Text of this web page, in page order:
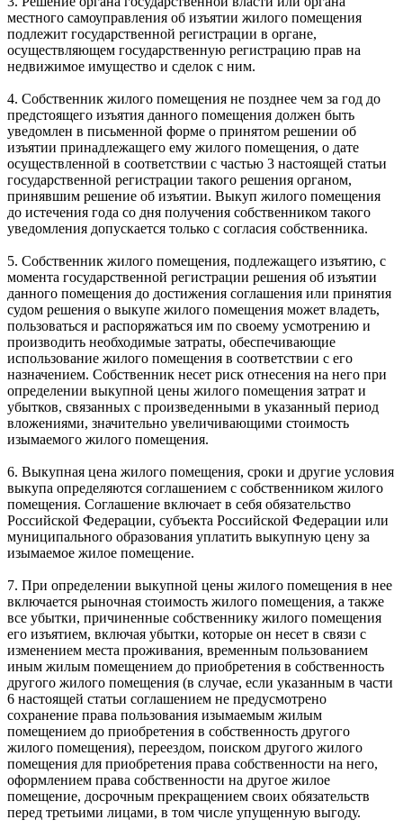
местного самоуправления об изъятии жилого помещения
подлежит государственной регистрации в органе,
осуществляющем государственную регистрацию прав на
недвижимое имущество и сделок с ним.
4. Собственник жилого помещения не позднее чем за год до
предстоящего изъятия данного помещения должен быть
уведомлен в письменной форме о принятом решении об
изъятии принадлежащего ему жилого помещения, о дате
осуществленной в соответствии с частью 3 настоящей статьи
государственной регистрации такого решения органом,
принявшим решение об изъятии. Выкуп жилого помещения
до истечения года со дня получения собственником такого
уведомления допускается только с согласия собственника.
5. Собственник жилого помещения, подлежащего изъятию, с
момента государственной регистрации решения об изъятии
данного помещения до достижения соглашения или принятия
судом решения о выкупе жилого помещения может владеть,
пользоваться и распоряжаться им по своему усмотрению и
производить необходимые затраты, обеспечивающие
использование жилого помещения в соответствии с его
назначением. Собственник несет риск отнесения на него при
определении выкупной цены жилого помещения затрат и
убытков, связанных с произведенными в указанный период
вложениями, значительно увеличивающими стоимость
изымаемого жилого помещения.
6. Выкупная цена жилого помещения, сроки и другие условия
выкупа определяются соглашением с собственником жилого
помещения. Соглашение включает в себя обязательство
Российской Федерации, субъекта Российской Федерации или
муниципального образования уплатить выкупную цену за
изымаемое жилое помещение.
7. При определении выкупной цены жилого помещения в нее
включается рыночная стоимость жилого помещения, а также
все убытки, причиненные собственнику жилого помещения
его изъятием, включая убытки, которые он несет в связи с
изменением места проживания, временным пользованием
иным жилым помещением до приобретения в собственность
другого жилого помещения (в случае, если указанным в части
6 настоящей статьи соглашением не предусмотрено
сохранение права пользования изымаемым жилым
помещением до приобретения в собственность другого
жилого помещения), переездом, поиском другого жилого
помещения для приобретения права собственности на него,
оформлением права собственности на другое жилое
помещение, досрочным прекращением своих обязательств
перед третьими лицами, в том числе упущенную выгоду.